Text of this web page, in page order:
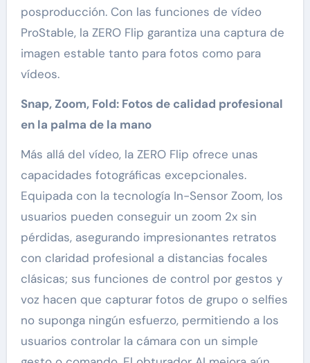
posproducción. Con las funciones de vídeo
ProStable, la ZERO Flip garantiza una captura de
imagen estable tanto para fotos como para
vídeos.
Snap, Zoom, Fold: Fotos de calidad profesional
en la palma de la mano
Más allá del vídeo, la ZERO Flip ofrece unas
capacidades fotográficas excepcionales.
Equipada con la tecnología In-Sensor Zoom, los
usuarios pueden conseguir un zoom 2x sin
pérdidas, asegurando impresionantes retratos
con claridad profesional a distancias focales
clásicas; sus funciones de control por gestos y
voz hacen que capturar fotos de grupo o selfies
no suponga ningún esfuerzo, permitiendo a los
usuarios controlar la cámara con un simple